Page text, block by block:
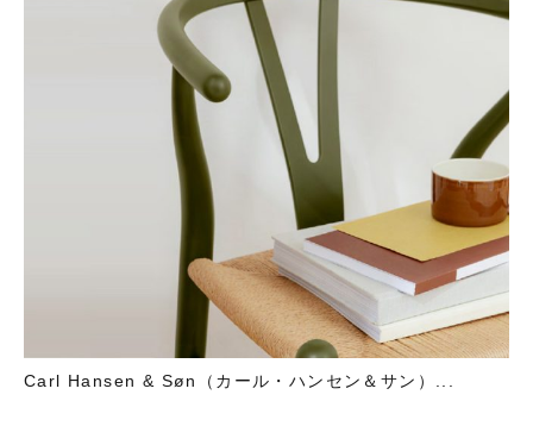
Carl Hansen & Søn（カール・ハンセン＆サン）...